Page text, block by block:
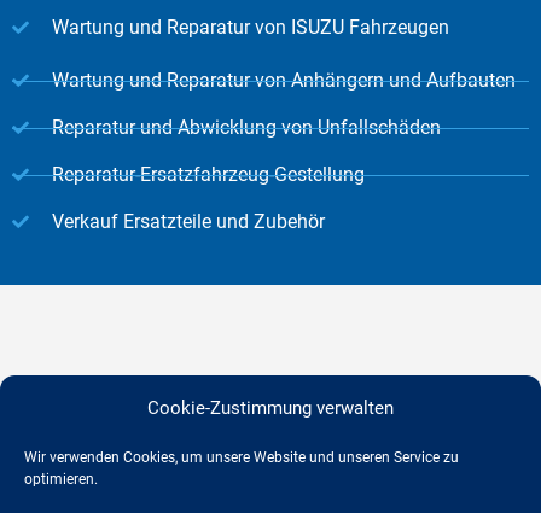
Cookie-Zustimmung verwalten
Wir verwenden Cookies, um unsere Website und unseren Service zu
optimieren.
Wartung und Reparatur von ISUZU Fahrzeugen
Wartung und Reparatur von Anhängern und Aufbauten
Reparatur und Abwicklung von Unfallschäden
Reparatur-Ersatzfahrzeug-Gestellung
Verkauf Ersatzteile und Zubehör